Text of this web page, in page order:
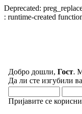
Deprecated:
: runtime-created
Добро дошли, Гост.
Да ли сте изгубили
Пријавите се